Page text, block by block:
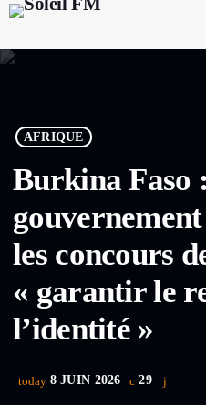
AFRIQUE
Burkina Faso
les concours
« garantir le
l’identité »
today 8 JUIN 2026 29